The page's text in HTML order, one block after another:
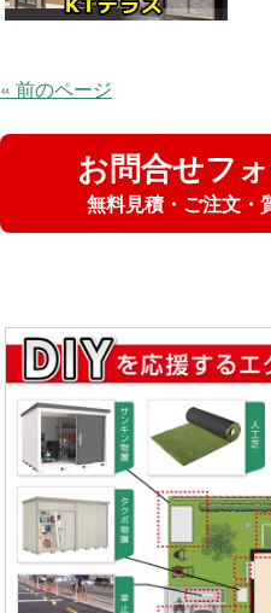
« 前のページ
お問合せフ
無料見積・ご注文・